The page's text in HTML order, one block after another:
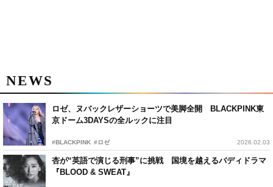
NEWS
ロゼ、ヌバックレザーショーツで美脚全開 BLACKPINK東
京ドーム3DAYSの全ルックに注目
#BLACKPINK #ロゼ 2026.02.03
杏が“英語で演じる刑事”に挑戦 国境を越えるバディドラマ
『BLOOD & SWEAT』